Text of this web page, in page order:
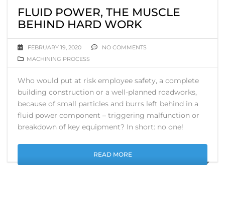
FLUID POWER, THE MUSCLE
BEHIND HARD WORK
FEBRUARY 19, 2020
NO COMMENTS
MACHINING PROCESS
Who would put at risk employee safety, a complete
building construction or a well-planned roadworks,
because of small particles and burrs left behind in a
fluid power component – triggering malfunction or
breakdown of key equipment? In short: no one!
READ MORE